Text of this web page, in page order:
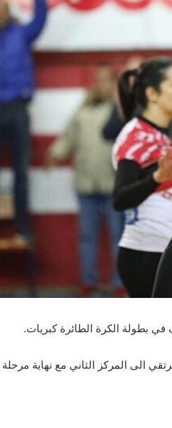
بطولة الكرة الطائرة كبريات.
الى المركز الثاني مع نهاية مرحلة